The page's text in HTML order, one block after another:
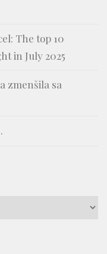
The top 10
in July 2025
zmenšila sa